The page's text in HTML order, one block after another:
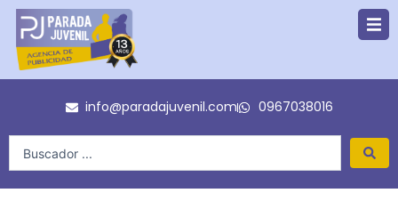
contenido
info@paradajuvenil.com 0967038016